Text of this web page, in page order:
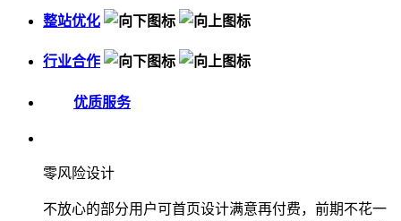
整站优化
行业合作
优质服务
零风险设计
不放心的部分用户可首页设计满意再付费，前期不花一